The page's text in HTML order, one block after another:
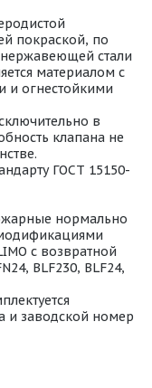
покраской, по
стали
материалом с
и огнестойкими
в
клапана не
ГОСТ 15150-
нормально
с возвратной
BLF230, BLF24,
и заводской номер